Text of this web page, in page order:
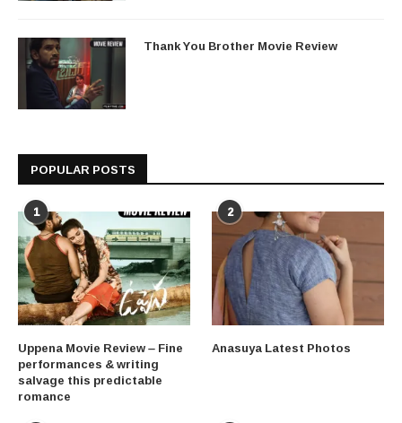
Thank You Brother Movie Review
POPULAR POSTS
1
Uppena Movie Review – Fine
performances & writing
salvage this predictable
romance
2
Anasuya Latest Photos